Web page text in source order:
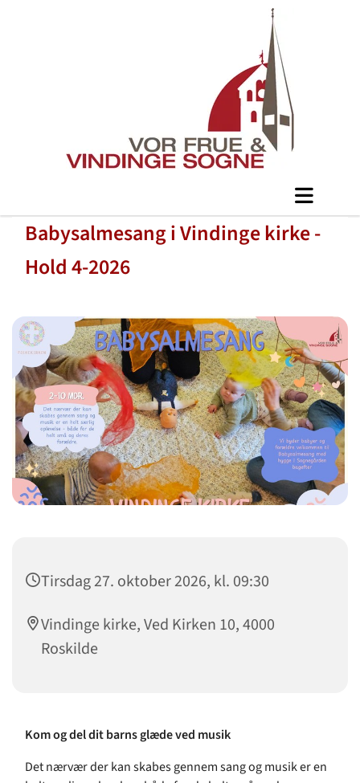
Babysalmesang i Vindinge kirke -
Hold 4-2026
Tirsdag 27. oktober 2026, kl. 09:30
Vindinge kirke, Ved Kirken 10, 4000
Roskilde
Kom og del dit barns glæde ved musik
Det nærvær der kan skabes gennem sang og musik er en